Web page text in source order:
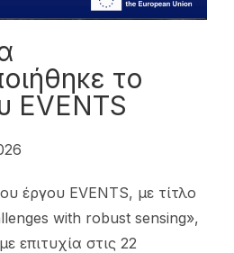
το
EVENTS
έργου EVENTS, με τίτλο
with robust sensing»,
επιτυχία στις 22